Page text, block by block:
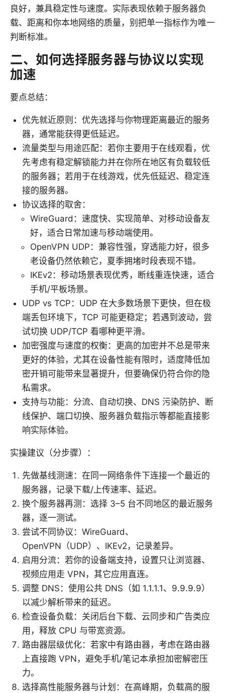
良好，兼具稳定性与速度。实际表现依赖于服务器负
载、距离和你本地网络的质量，别把单一指标作为唯一
判断标准。
二、如何选择服务器与协议以实现
加速
要点总结：
优先就近原则：优先选择与你物理距离最近的服务
器，通常能获得更低延迟。
流量类型与用途匹配：若你主要用于在线观看，优
先考虑有稳定解锁能力并在你所在地区有负载较低
的服务器；若用于在线游戏，优先低延迟、稳定连
接的服务器。
协议选择的取舍：
WireGuard：速度快、实现简单、对移动设备友
好，适合日常加速与移动端使用。
OpenVPN UDP：兼容性强，穿透能力好，很多
老设备仍然依赖它，夏季拥堵时段表现不错。
IKEv2：移动场景表现优秀，断线重连快速，适合
手机/平板场景。
UDP vs TCP：UDP 在大多数场景下更快，但在极
端丢包环境下，TCP 可能更稳定；若遇到波动，尝
试切换 UDP/TCP 看哪种更平滑。
加密强度与速度的权衡：更高的加密并不总是带来
更好的体验，尤其在设备性能有限时，适度降低加
密开销可能带来显著提升，但要确保仍符合你的隐
私需求。
支持与功能：分流、自动切换、DNS 污染防护、断
线保护、端口切换、服务器负载指示等都能直接影
响实际体验。
实操建议（分步骤）：
先做基线测速：在同一网络条件下连接一个最近的
服务器，记录下载/上传速率、延迟。
换个服务器再测：选择 3–5 台不同地区的最近服务
器，逐一测试。
尝试不同协议：WireGuard、
OpenVPN（UDP）、IKEv2，记录差异。
启用分流：若你的设备端支持，设置只让浏览器、
视频应用走 VPN，其它应用直连。
调整 DNS：使用公共 DNS（如 1.1.1.1、9.9.9.9）
以减少解析带来的延迟。
检查设备负载：关闭后台下载、云同步和广告类应
用，释放 CPU 与带宽资源。
路由器层级优化：若家中有路由器，考虑在路由器
上直接跑 VPN，避免手机/笔记本承担加密解密压
力。
选择高性能服务器与计划：在高峰期，负载高的服